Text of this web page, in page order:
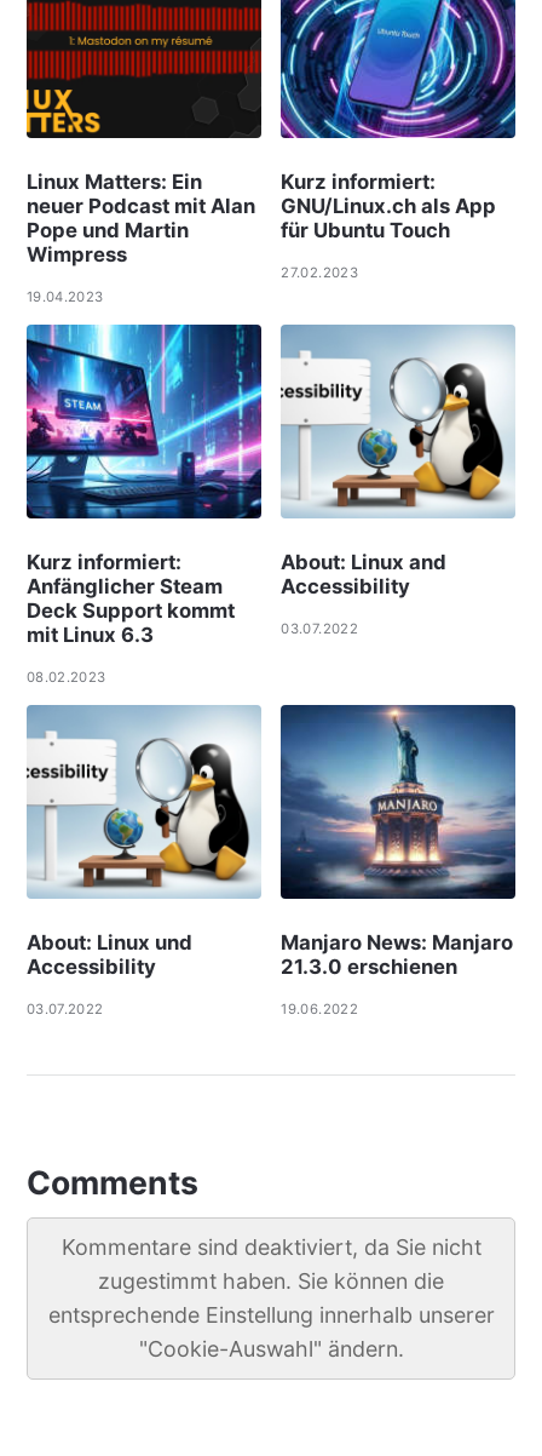
Linux Matters: Ein
neuer Podcast mit Alan
Pope und Martin
Wimpress
19.04.2023
Kurz informiert:
GNU/Linux.ch als App
für Ubuntu Touch
27.02.2023
Kurz informiert:
Anfänglicher Steam
Deck Support kommt
mit Linux 6.3
08.02.2023
About: Linux and
Accessibility
03.07.2022
About: Linux und
Accessibility
03.07.2022
Manjaro News: Manjaro
21.3.0 erschienen
19.06.2022
Comments
Kommentare sind deaktiviert, da Sie nicht
zugestimmt haben. Sie können die
entsprechende Einstellung innerhalb unserer
"Cookie-Auswahl" ändern.